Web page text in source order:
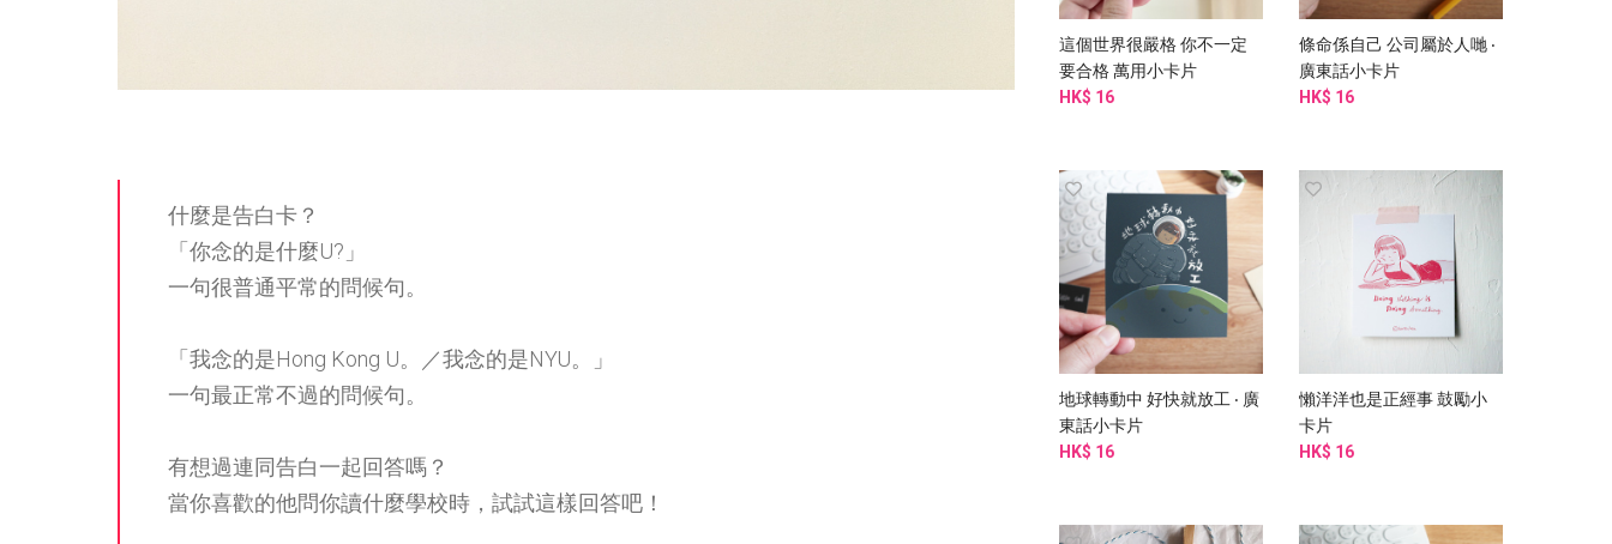
什麼是告白卡？
「你念的是什麼U?」
一句很普通平常的問候句。
「我念的是Hong Kong U。／我念的是NYU。」
一句最正常不過的問候句。
有想過連同告白一起回答嗎？
當你喜歡的他問你讀什麼學校時，試試這樣回答吧！
這個世界很嚴格 你不一定
要合格 萬用小卡片
HK$ 16
條命係自己 公司屬於人哋 ‧
廣東話小卡片
HK$ 16
地球轉動中 好快就放工 ‧ 廣
東話小卡片
HK$ 16
懶洋洋也是正經事 鼓勵小
卡片
HK$ 16